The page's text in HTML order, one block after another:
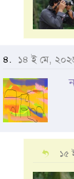
৪. ১৪ ই মে,
১৫